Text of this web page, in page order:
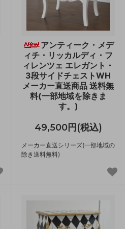
アンティーク・メデ
ィチ・リッカルディ・フ
ィレンツェ エレガント・
3段サイドチェストWH
メーカー直送商品 送料無
料(一部地域を除きま
す。)
49,500円(税込)
メーカー直送シリーズ(一部地域の
除き送料無料)